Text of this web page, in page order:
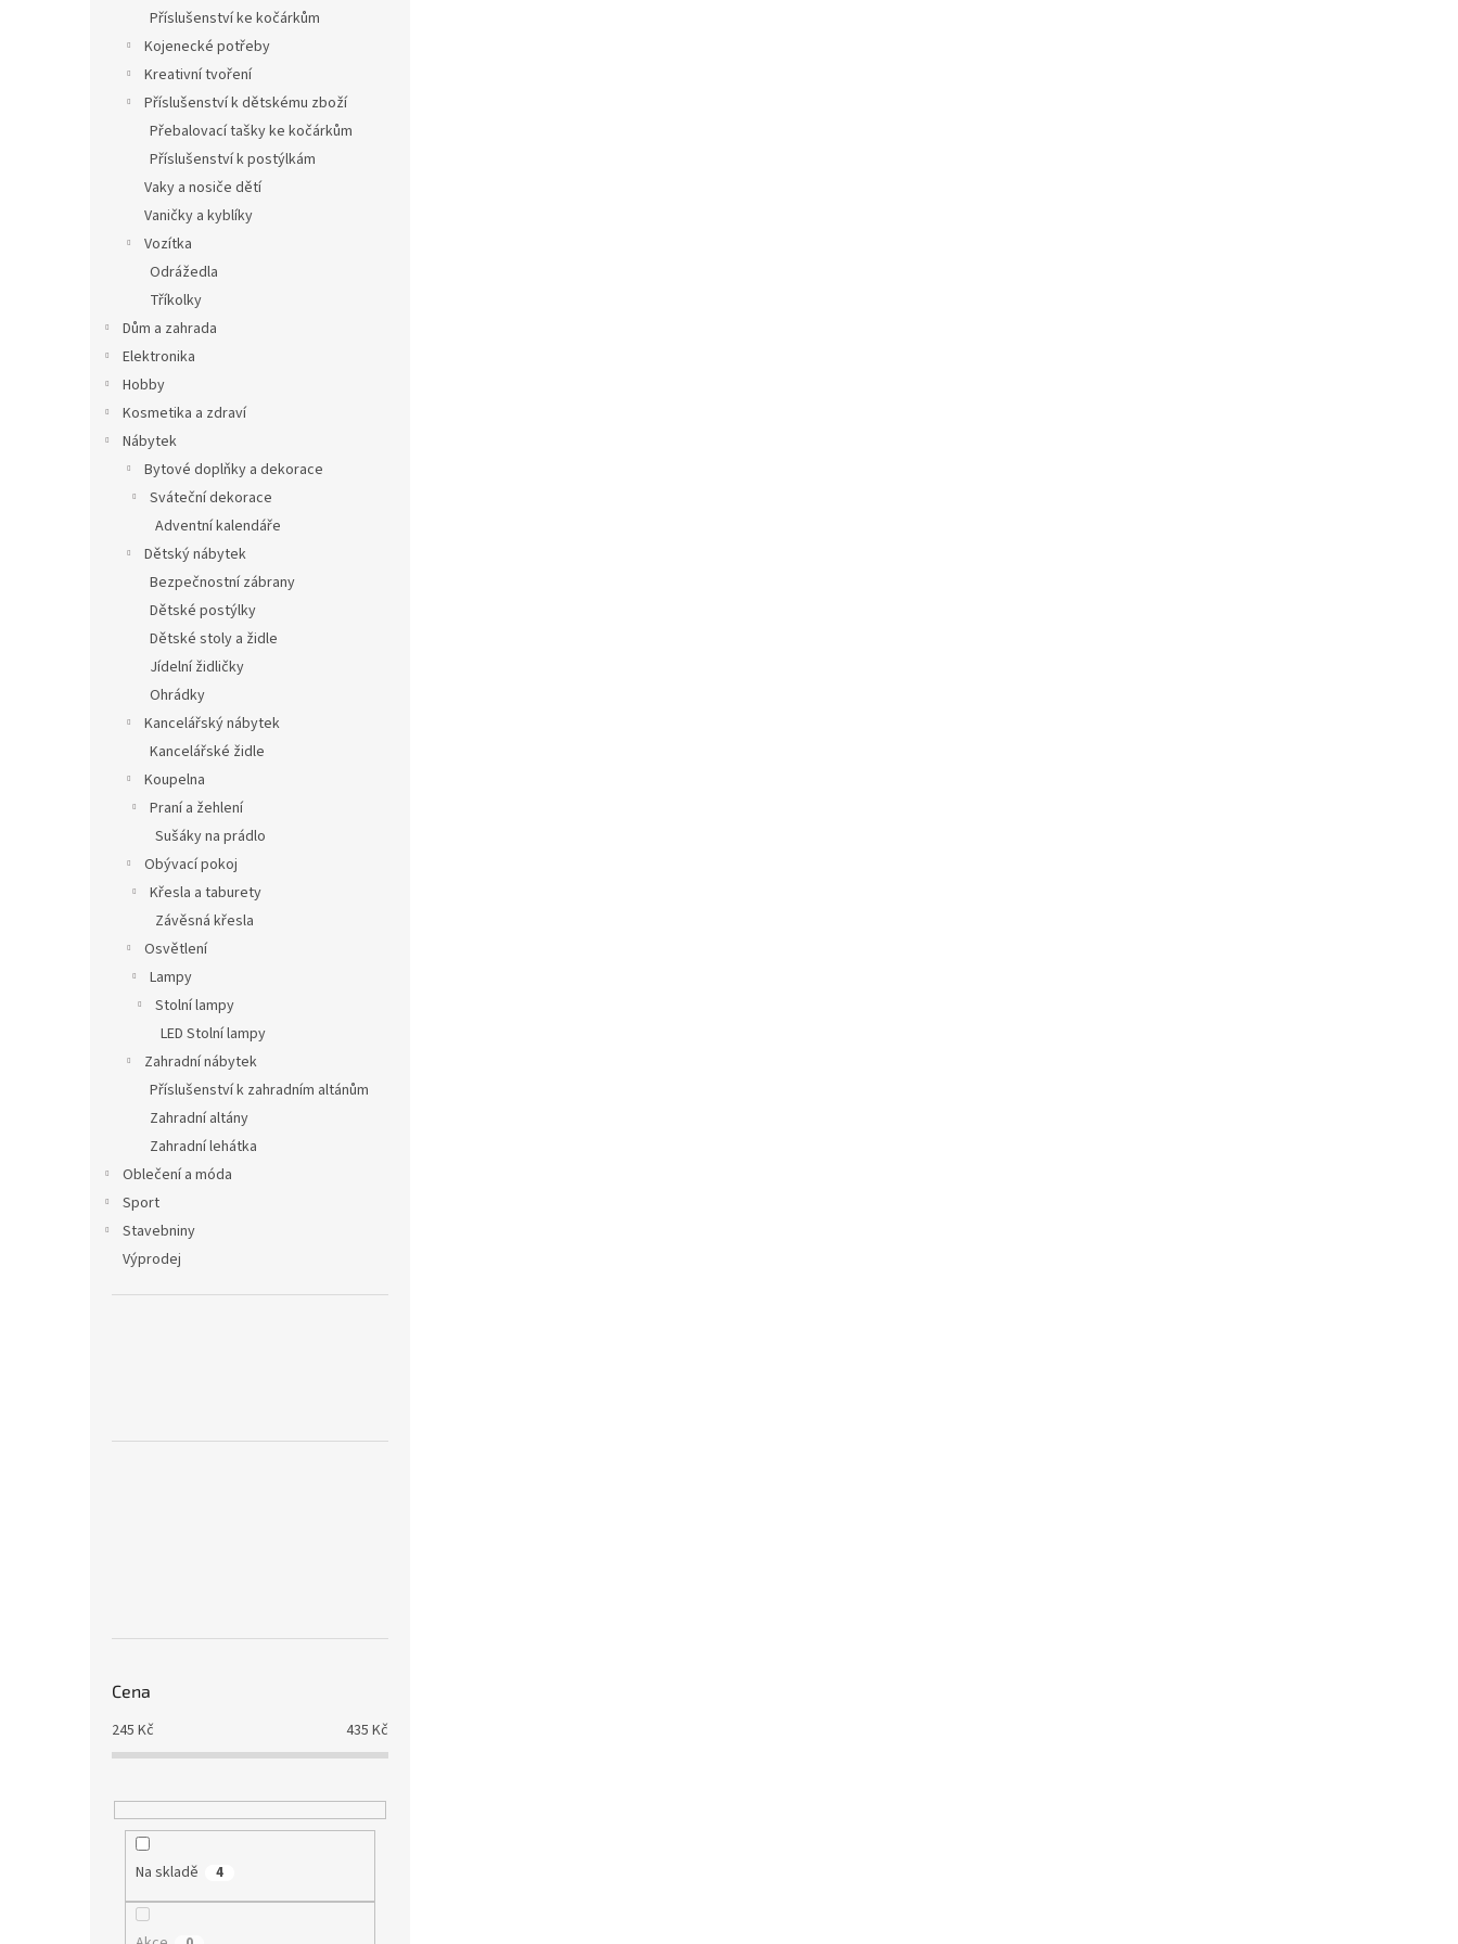
Příslušenství ke kočárkům
Kojenecké potřeby
Kreativní tvoření
Příslušenství k dětskému zboží
Přebalovací tašky ke kočárkům
Příslušenství k postýlkám
Vaky a nosiče dětí
Vaničky a kyblíky
Vozítka
Odrážedla
Tříkolky
Dům a zahrada
Elektronika
Hobby
Kosmetika a zdraví
Nábytek
Bytové doplňky a dekorace
Sváteční dekorace
Adventní kalendáře
Dětský nábytek
Bezpečnostní zábrany
Dětské postýlky
Dětské stoly a židle
Jídelní židličky
Ohrádky
Kancelářský nábytek
Kancelářské židle
Koupelna
Praní a žehlení
Sušáky na prádlo
Obývací pokoj
Křesla a taburety
Závěsná křesla
Osvětlení
Lampy
Stolní lampy
LED Stolní lampy
Zahradní nábytek
Příslušenství k zahradním altánům
Zahradní altány
Zahradní lehátka
Oblečení a móda
Sport
Stavebniny
Výprodej
Cena
245 Kč 435 Kč
Na skladě 4